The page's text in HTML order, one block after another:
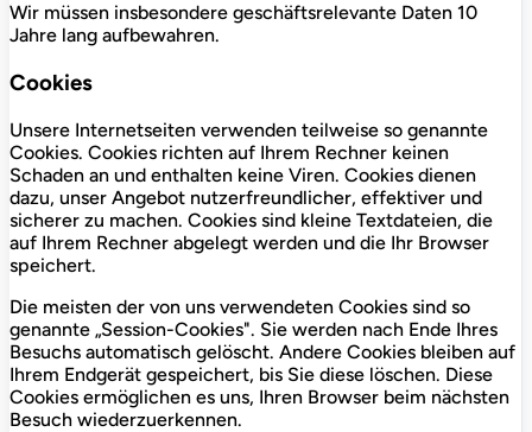
Wir müssen insbesondere geschäftsrelevante Daten 10
Jahre lang aufbewahren.
Cookies
Unsere Internetseiten verwenden teilweise so genannte
Cookies. Cookies richten auf Ihrem Rechner keinen
Schaden an und enthalten keine Viren. Cookies dienen
dazu, unser Angebot nutzerfreundlicher, effektiver und
sicherer zu machen. Cookies sind kleine Textdateien, die
auf Ihrem Rechner abgelegt werden und die Ihr Browser
speichert.
Die meisten der von uns verwendeten Cookies sind so
genannte „Session-Cookies". Sie werden nach Ende Ihres
Besuchs automatisch gelöscht. Andere Cookies bleiben auf
Ihrem Endgerät gespeichert, bis Sie diese löschen. Diese
Cookies ermöglichen es uns, Ihren Browser beim nächsten
Besuch wiederzuerkennen.